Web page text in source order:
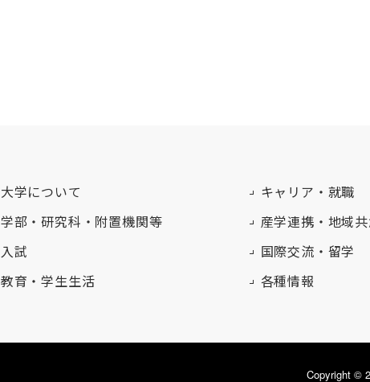
大学について
学部・研究科・附置機関等
入試
教育・学生生活
キャリア・就職
産学連携・地域
国際交流・留学
各種情報
Copyright ©